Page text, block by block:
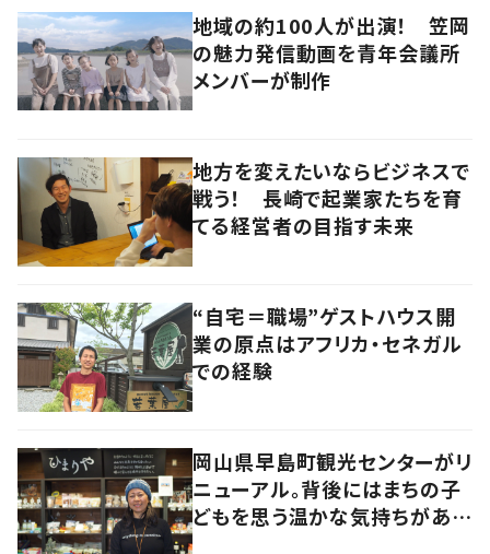
地域の約100人が出演！ 笠岡
の魅力発信動画を青年会議所
メンバーが制作
地方を変えたいならビジネスで
戦う！ 長崎で起業家たちを育
てる経営者の目指す未来
“自宅＝職場”ゲストハウス開
業の原点はアフリカ・セネガル
での経験
岡山県早島町観光センターがリ
ニューアル。背後にはまちの子
どもを思う温かな気持ちがあっ